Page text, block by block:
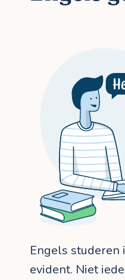
Engels studeren
evident. Niet